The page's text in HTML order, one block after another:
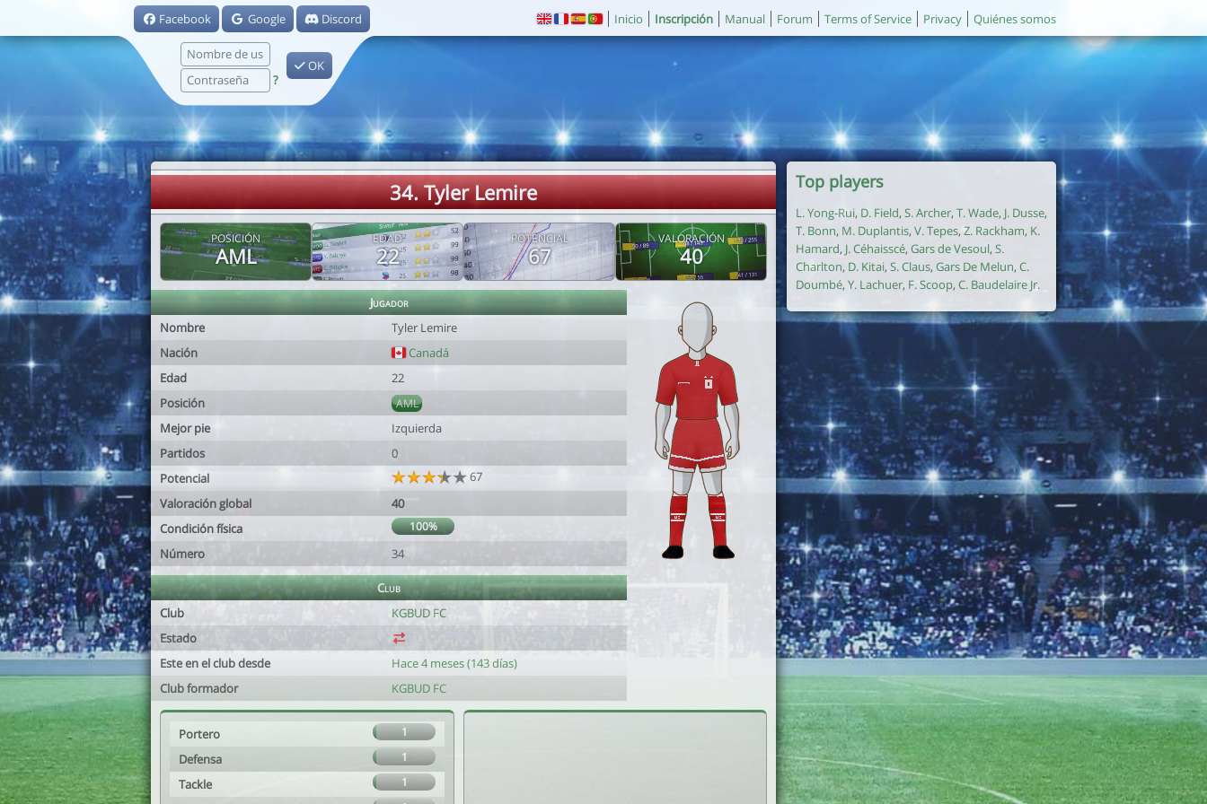
Facebook Google Discord
?
OK
Inicio Inscripción Manual Forum Terms of Service Privacy Quiénes somos
34. Tyler Lemire
POSICIÓN
AML
EDAD
22
POTENCIAL
67
VALORACIÓN
40
Jugador
Nombre
Tyler Lemire
Nación
Canadá
Edad
22
Posición
AML
Mejor pie
Izquierda
Partidos
0
Potencial
67
Valoración global
40
Condición física
100%
Número 34
Club
Club
KGBUD FC
Estado
Este en el club desde
Hace 4 meses (143 días)
Club formador
KGBUD FC
Portero 1
Defensa 1
Tackle 1
Top players
L. Yong-Rui, D. Field, S. Archer, T. Wade, J. Dusse,
T. Bonn, M. Duplantis, V. Tepes,Z. Rackham, K.
Hamard, J. Céhaisscé, Gars de Vesoul, S.
Charlton, D. Kitai, S. Claus, Gars De Melun, C.
Doumbé, Y. Lachuer, F. Scoop, C. Baudelaire Jr.